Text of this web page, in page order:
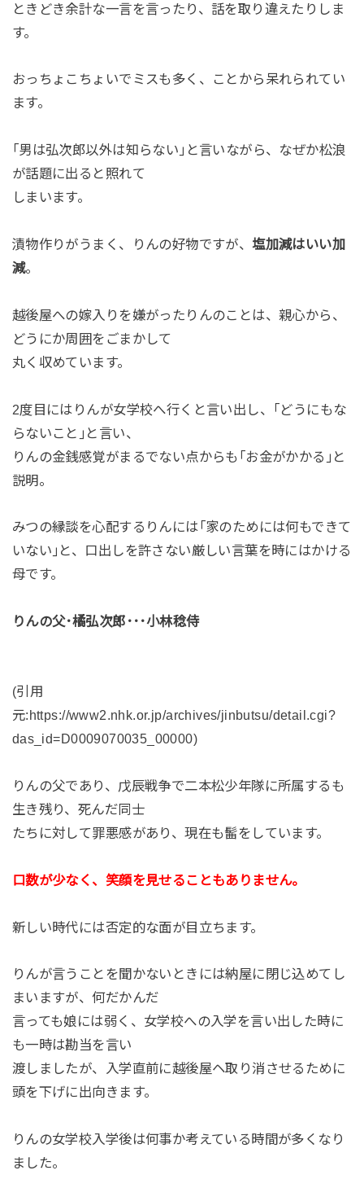
ときどき余計な一言を言ったり、話を取り違えたりしま
す。
おっちょこちょいでミスも多く、ことから呆れられてい
ます。
｢男は弘次郎以外は知らない｣と言いながら、なぜか松浪
が話題に出ると照れて
しまいます。
漬物作りがうまく、りんの好物ですが、塩加減はいい加
減。
越後屋への嫁入りを嫌がったりんのことは、親心から、
どうにか周囲をごまかして
丸く収めています。
2度目にはりんが女学校へ行くと言い出し、｢どうにもな
らないこと｣と言い、
りんの金銭感覚がまるでない点からも｢お金がかかる｣と
説明。
みつの縁談を心配するりんには｢家のためには何もできて
いない｣と、口出しを許さない厳しい言葉を時にはかける
母です。
りんの父･橘弘次郎･･･小林稔侍
(引用
元:https://www2.nhk.or.jp/archives/jinbutsu/detail.cgi?
das_id=D0009070035_00000)
りんの父であり、戊辰戦争で二本松少年隊に所属するも
生き残り、死んだ同士
たちに対して罪悪感があり、現在も髷をしています。
口数が少なく、笑顔を見せることもありません。
新しい時代には否定的な面が目立ちます。
りんが言うことを聞かないときには納屋に閉じ込めてし
まいますが、何だかんだ
言っても娘には弱く、女学校への入学を言い出した時に
も一時は勘当を言い
渡しましたが、入学直前に越後屋ヘ取り消させるために
頭を下げに出向きます。
りんの女学校入学後は何事か考えている時間が多くなり
ました。